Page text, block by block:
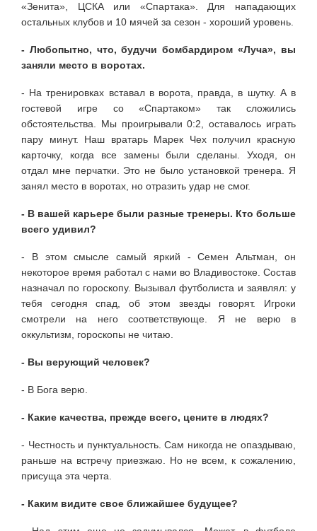
«Зенита», ЦСКА или «Спартака». Для нападающих
остальных клубов и 10 мячей за сезон - хороший уровень.
- Любопытно, что, будучи бомбардиром «Луча», вы
заняли место в воротах.
- На тренировках вставал в ворота, правда, в шутку. А в
гостевой игре со «Спартаком» так сложились
обстоятельства. Мы проигрывали 0:2, оставалось играть
пару минут. Наш вратарь Марек Чех получил красную
карточку, когда все замены были сделаны. Уходя, он
отдал мне перчатки. Это не было установкой тренера. Я
занял место в воротах, но отразить удар не смог.
- В вашей карьере были разные тренеры. Кто больше
всего удивил?
- В этом смысле самый яркий - Семен Альтман, он
некоторое время работал с нами во Владивостоке. Состав
назначал по гороскопу. Вызывал футболиста и заявлял: у
тебя сегодня спад, об этом звезды говорят. Игроки
смотрели на него соответствующе. Я не верю в
оккультизм, гороскопы не читаю.
- Вы верующий человек?
- В Бога верю.
- Какие качества, прежде всего, цените в людях?
- Честность и пунктуальность. Сам никогда не опаздываю,
раньше на встречу приезжаю. Но не всем, к сожалению,
присуща эта черта.
- Каким видите свое ближайшее будущее?